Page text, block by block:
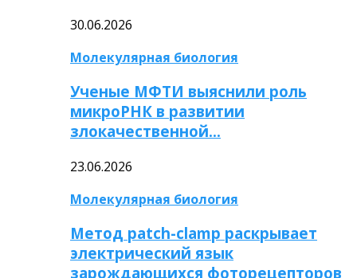
30.06.2026
Молекулярная биология
Ученые МФТИ выяснили роль
микроРНК в развитии
злокачественной…
23.06.2026
Молекулярная биология
Метод patch-clamp раскрывает
электрический язык
зарождающихся фоторецепторов